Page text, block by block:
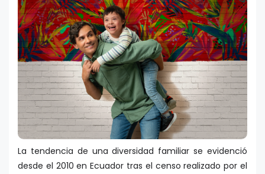
La tendencia de una diversidad familiar se evidenció
desde el 2010 en Ecuador tras el censo realizado por el